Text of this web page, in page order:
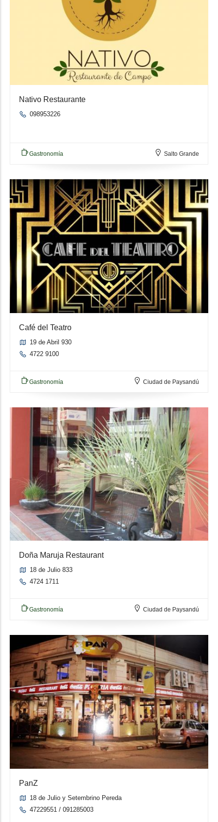
Nativo Restaurante
098953226
Gastronomía Salto Grande
Café del Teatro
19 de Abril 930
4722 9100
Gastronomía Ciudad de Paysandú
Doña Maruja Restaurant
18 de Julio 833
4724 1711
Gastronomía Ciudad de Paysandú
PanZ
18 de Julio y Setembrino Pereda
47229551 / 091285003